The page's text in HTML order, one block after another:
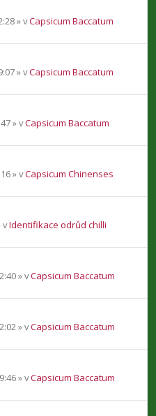
» vCapsicum Baccatum
» vCapsicum Baccatum
» vCapsicum Baccatum
» vCapsicum Chinenses
vIdentifikace odrůd chilli
» vCapsicum Baccatum
» vCapsicum Baccatum
» vCapsicum Baccatum